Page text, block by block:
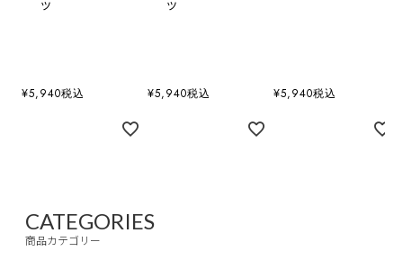
ツ
¥5,940税込
ツ
¥5,940税込 ¥5,940税込
CATEGORIES
商品カテゴリー